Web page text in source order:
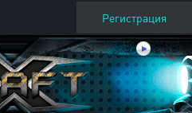
Регистрация